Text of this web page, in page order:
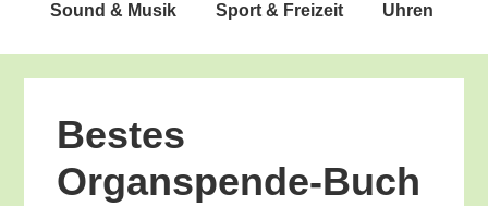
Sound & Musik Sport & Freizeit Uhren
Bes­tes
Organspende-Buch